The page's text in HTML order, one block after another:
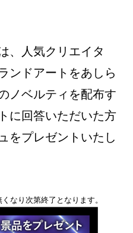
、人気クリエイタ
ンドアートをあしら
ノベルティを配布す
に回答いただいた方
をプレゼントいたし
なり次第終了となります。